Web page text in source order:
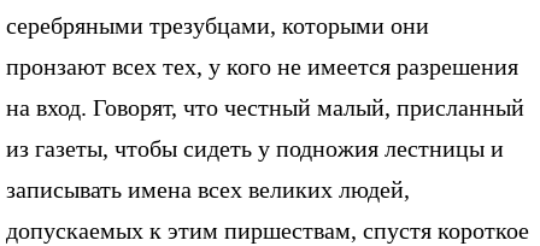
серебряными трезубцами, которыми они
пронзают всех тех, у кого не имеется разрешения
на вход. Говорят, что честный малый, присланный
из газеты, чтобы сидеть у подножия лестницы и
записывать имена всех великих людей,
допускаемых к этим пиршествам, спустя короткое